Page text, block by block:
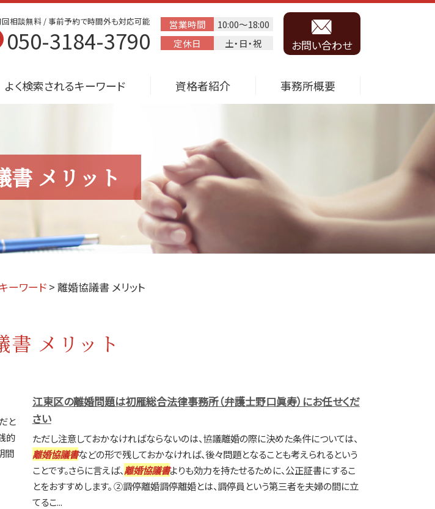
書 メリット
相談無料 / 事前予約で時間外も対応可能
050-3184-3790
営業時間
10:00～18:00
定休日
土・日・祝 お問い合わせ
よく検索されるキーワード 資格者紹介 事務所概要
ーワード > 離婚協議書 メリット
書 メリット
と
的
間
江東区の離婚問題は初雁総合法律事務所（弁護士野口眞寿）にお任せくだ
さい
ただし注意しておかなければならないのは、協議離婚の際に決めた条件については、
離婚協議書などの形で残しておかなければ、後々問題となることも考えられるという
ことです。さらに言えば、離婚協議書よりも効力を持たせるために、公正証書にするこ
とをおすすめします。 ②調停離婚調停離婚とは、調停員という第三者を夫婦の間に立
てるこ...